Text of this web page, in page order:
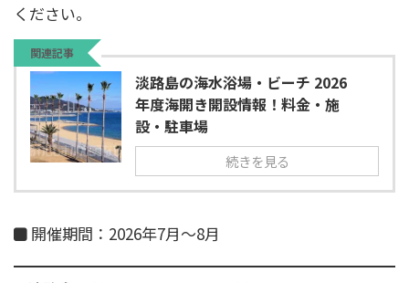
ください。
関連記事
淡路島の海水浴場・ビーチ 2026
年度海開き開設情報！料金・施
設・駐車場
続きを見る
開催期間：2026年7月～8月